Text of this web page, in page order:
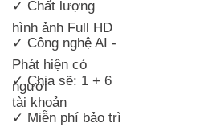
✓ Chất lượng
hình ảnh Full HD
✓ Công nghệ AI -
Phát hiện có
người
✓ Chia sẽ: 1 + 6
tài khoản
✓ Miễn phí bảo trì